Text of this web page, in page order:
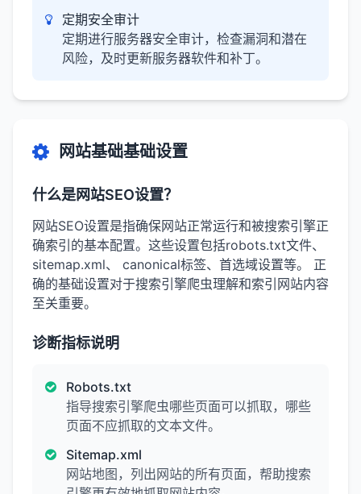
定期安全审计
定期进行服务器安全审计，检查漏洞和潜在
风险，及时更新服务器软件和补丁。
网站基础基础设置
什么是网站SEO设置？
网站SEO设置是指确保网站正常运行和被搜索引擎正
确索引的基本配置。这些设置包括robots.txt文件、
sitemap.xml、 canonical标签、首选域设置等。 正
确的基础设置对于搜索引擎爬虫理解和索引网站内容
至关重要。
诊断指标说明
Robots.txt
指导搜索引擎爬虫哪些页面可以抓取，哪些
页面不应抓取的文本文件。
Sitemap.xml
网站地图，列出网站的所有页面，帮助搜索